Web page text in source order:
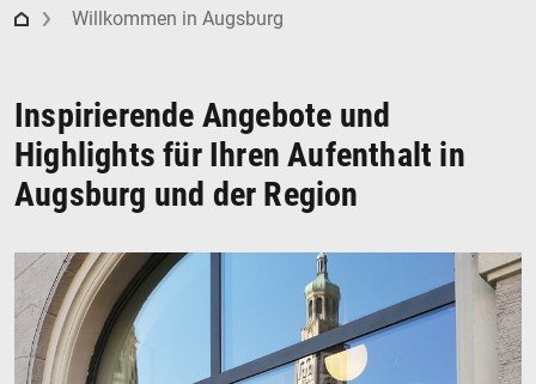
Regio Augsburg Tourismus
Willkommen in Augsburg
Inspirierende Angebote und
Highlights für Ihren Aufenthalt in
Augsburg und der Region